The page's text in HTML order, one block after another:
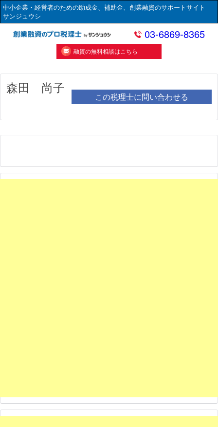
中小企業・経営者のための助成金、補助金、創業融資のサポートサイト
サンジュウシ
03-6869-8365
融資の無料相談はこちら
森田 尚子
この税理士に問い合わせる